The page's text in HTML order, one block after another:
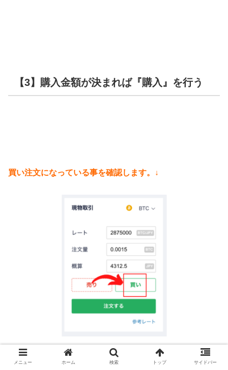
【3】購入金額が決まれば『購入』を行う
買い注文になっている事を確認します。↓
メニュー ホーム 検索 トップ サイドバー